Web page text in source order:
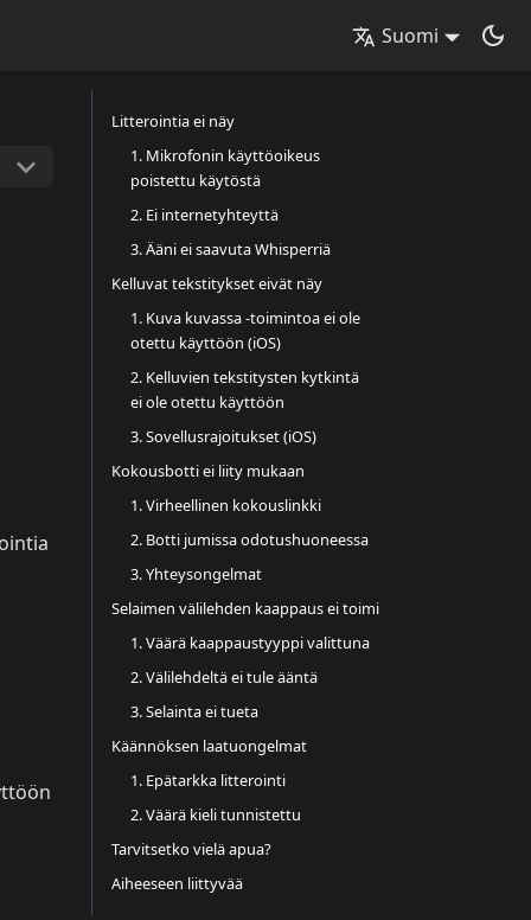
Suomi
Litterointia ei näy
1. Mikrofonin käyttöoikeus
poistettu käytöstä
2. Ei internetyhteyttä
3. Ääni ei saavuta Whisperriä
Kelluvat tekstitykset eivät näy
1. Kuva kuvassa -toimintoa ei ole
otettu käyttöön (iOS)
2. Kelluvien tekstitysten kytkintä
ei ole otettu käyttöön
3. Sovellusrajoitukset (iOS)
Kokousbotti ei liity mukaan
1. Virheellinen kokouslinkki
2. Botti jumissa odotushuoneessa
3. Yhteysongelmat
Selaimen välilehden kaappaus ei toimi
1. Väärä kaappaustyyppi valittuna
2. Välilehdeltä ei tule ääntä
3. Selainta ei tueta
Käännöksen laatuongelmat
1. Epätarkka litterointi
2. Väärä kieli tunnistettu
Tarvitsetko vielä apua?
Aiheeseen liittyvää